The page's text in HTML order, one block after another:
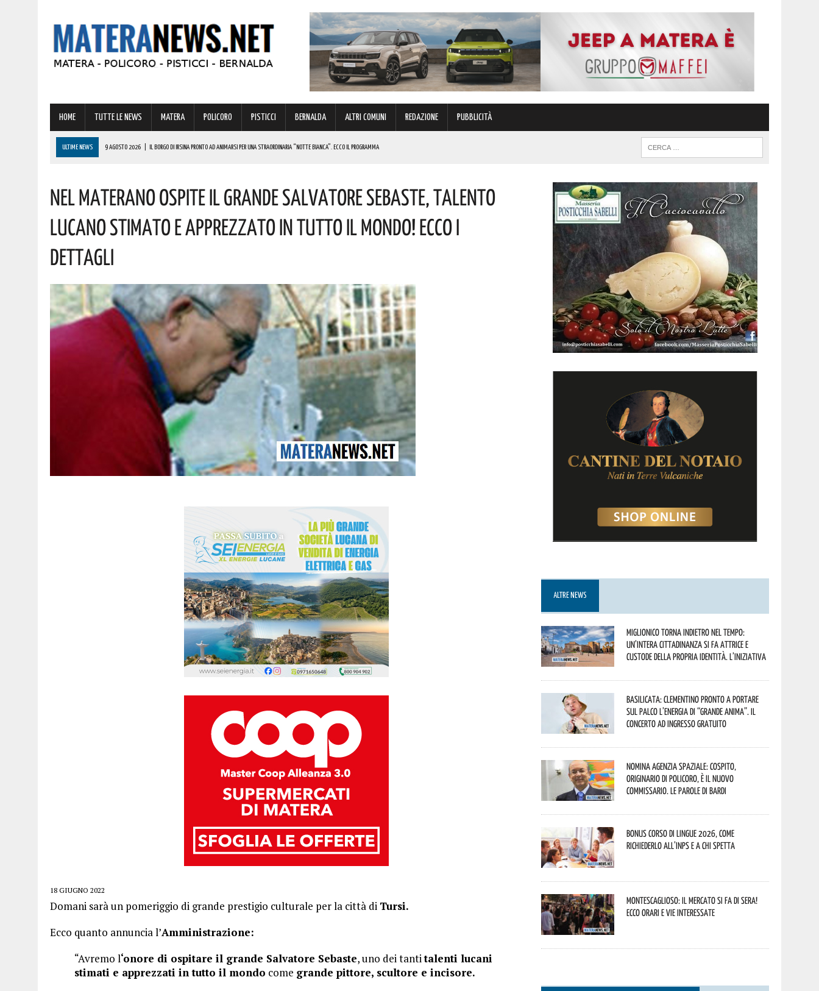
HOME TUTTE LE NEWS MATERA POLICORO PISTICCI BERNALDA ALTRI COMUNI REDAZIONE PUBBLICITÀ
ULTIME NEWS 9 AGOSTO 2026 IL BORGO DI IRSINA PRONTO AD ANIMARSI PER UNA STRAORDINARIA “NOTTE BIANCA”. ECCO IL PROGRAMMA
COMPLIMENTI
9 AGOSTO 2026 VINCITA DA RECORD IN BASILICATA DI OLTRE 600000 EURO! AUGURI AL FORTUNATO
9 AGOSTO 2026 | IL MATERANO FA I CONTI CON GRAVI INCENDI. ECCO LA ZONA PIÙ COLPITA
Nel Materano Ospite Il Grande Salvatore Sebaste, Talento
Lucano Stimato E Apprezzato In Tutto Il Mondo! Ecco I
Dettagli
18 GIUGNO 2022
Domani sarà un pomeriggio di grande prestigio culturale per la città di Tursi.
Ecco quanto annuncia l’Amministrazione:
“Avremo l‘onore di ospitare il grande Salvatore Sebaste, uno dei tantitalenti lucani
stimati e apprezzati in tutto il mondo come grande pittore, scultore e incisore.
ALTRE NEWS
Miglionico torna indietro nel tempo:
un’intera cittadinanza si fa attrice e
custode della propria identità. L’iniziativa
Basilicata: Clementino pronto a portare
sul palco l’energia di “Grande Anima”. Il
concerto ad ingresso gratuito
Nomina Agenzia Spaziale: Cospito,
originario di Policoro, è il nuovo
commissario. Le parole di Bardi
Bonus corso di lingue 2026, come
richiederlo all’INPS e a chi spetta
Montescaglioso: il mercato si fa di sera!
Ecco orari e vie interessate